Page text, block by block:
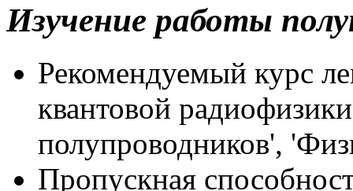
Изучение работы
Рекомендуемый курс
квантовой
полупроводников',
Пропускная